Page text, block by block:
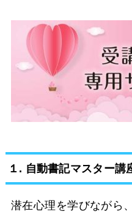
１. 自動書記マスター講
潜在心理を学びながら